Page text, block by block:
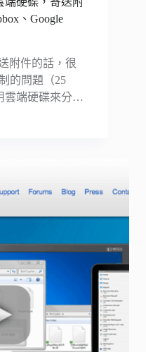
、Google
附件的話，很
的問題（25
雲端硬碟來分…